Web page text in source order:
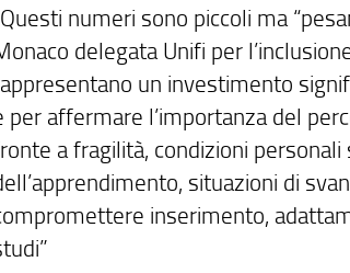
numeri sono piccoli ma
delegata Unifi per
un investimento
per affermare l’importanza del
a fragilità, condizioni
situazioni di
inserimento,